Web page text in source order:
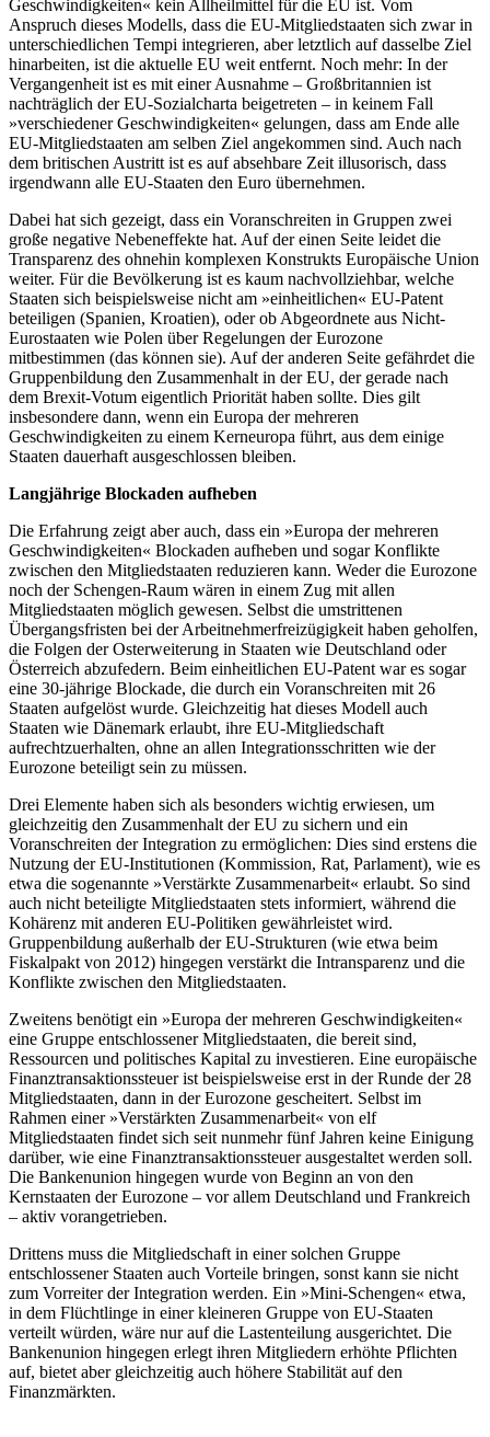
Geschwindigkeiten« kein Allheilmittel für die EU ist. Vom
Anspruch dieses Modells, dass die EU-Mitgliedstaaten sich zwar in
unterschiedlichen Tempi integrieren, aber letztlich auf dasselbe Ziel
hinarbeiten, ist die aktuelle EU weit entfernt. Noch mehr: In der
Vergangenheit ist es mit einer Ausnahme – Großbritannien ist
nachträglich der EU-Sozialcharta beigetreten – in keinem Fall
»verschiedener Geschwindigkeiten« gelungen, dass am Ende alle
EU-Mitgliedstaaten am selben Ziel angekommen sind. Auch nach
dem britischen Austritt ist es auf absehbare Zeit illusorisch, dass
irgendwann alle EU-Staaten den Euro übernehmen.
Dabei hat sich gezeigt, dass ein Voranschreiten in Gruppen zwei
große negative Nebeneffekte hat. Auf der einen Seite leidet die
Transparenz des ohnehin komplexen Konstrukts Europäische Union
weiter. Für die Bevölkerung ist es kaum nachvollziehbar, welche
Staaten sich beispielsweise nicht am »einheitlichen« EU-Patent
beteiligen (Spanien, Kroatien), oder ob Abgeordnete aus Nicht-
Eurostaaten wie Polen über Regelungen der Eurozone
mitbestimmen (das können sie). Auf der anderen Seite gefährdet die
Gruppenbildung den Zusammenhalt in der EU, der gerade nach
dem Brexit-Votum eigentlich Priorität haben sollte. Dies gilt
insbesondere dann, wenn ein Europa der mehreren
Geschwindigkeiten zu einem Kerneuropa führt, aus dem einige
Staaten dauerhaft ausgeschlossen bleiben.
Langjährige Blockaden aufheben
Die Erfahrung zeigt aber auch, dass ein »Europa der mehreren
Geschwindigkeiten« Blockaden aufheben und sogar Konflikte
zwischen den Mitgliedstaaten reduzieren kann. Weder die Eurozone
noch der Schengen-Raum wären in einem Zug mit allen
Mitgliedstaaten möglich gewesen. Selbst die umstrittenen
Übergangsfristen bei der Arbeitnehmerfreizügigkeit haben geholfen,
die Folgen der Osterweiterung in Staaten wie Deutschland oder
Österreich abzufedern. Beim einheitlichen EU-Patent war es sogar
eine 30-jährige Blockade, die durch ein Voranschreiten mit 26
Staaten aufgelöst wurde. Gleichzeitig hat dieses Modell auch
Staaten wie Dänemark erlaubt, ihre EU-Mitgliedschaft
aufrechtzuerhalten, ohne an allen Integrationsschritten wie der
Eurozone beteiligt sein zu müssen.
Drei Elemente haben sich als besonders wichtig erwiesen, um
gleichzeitig den Zusammenhalt der EU zu sichern und ein
Voranschreiten der Integration zu ermöglichen: Dies sind erstens die
Nutzung der EU-Institutionen (Kommission, Rat, Parlament), wie es
etwa die sogenannte »Verstärkte Zusammenarbeit« erlaubt. So sind
auch nicht beteiligte Mitgliedstaaten stets informiert, während die
Kohärenz mit anderen EU-Politiken gewährleistet wird.
Gruppenbildung außerhalb der EU-Strukturen (wie etwa beim
Fiskalpakt von 2012) hingegen verstärkt die Intransparenz und die
Konflikte zwischen den Mitgliedstaaten.
Zweitens benötigt ein »Europa der mehreren Geschwindigkeiten«
eine Gruppe entschlossener Mitgliedstaaten, die bereit sind,
Ressourcen und politisches Kapital zu investieren. Eine europäische
Finanztransaktionssteuer ist beispielsweise erst in der Runde der 28
Mitgliedstaaten, dann in der Eurozone gescheitert. Selbst im
Rahmen einer »Verstärkten Zusammenarbeit« von elf
Mitgliedstaaten findet sich seit nunmehr fünf Jahren keine Einigung
darüber, wie eine Finanztransaktionssteuer ausgestaltet werden soll.
Die Bankenunion hingegen wurde von Beginn an von den
Kernstaaten der Eurozone – vor allem Deutschland und Frankreich
– aktiv vorangetrieben.
Drittens muss die Mitgliedschaft in einer solchen Gruppe
entschlossener Staaten auch Vorteile bringen, sonst kann sie nicht
zum Vorreiter der Integration werden. Ein »Mini-Schengen« etwa,
in dem Flüchtlinge in einer kleineren Gruppe von EU-Staaten
verteilt würden, wäre nur auf die Lastenteilung ausgerichtet. Die
Bankenunion hingegen erlegt ihren Mitgliedern erhöhte Pflichten
auf, bietet aber gleichzeitig auch höhere Stabilität auf den
Finanzmärkten.